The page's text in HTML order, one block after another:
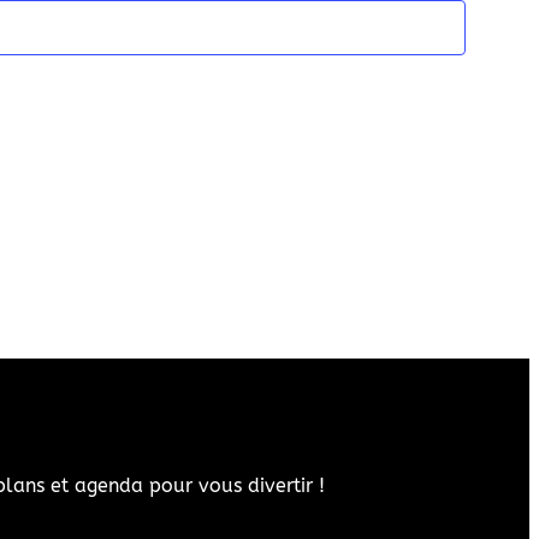
et agenda pour vous divertir !